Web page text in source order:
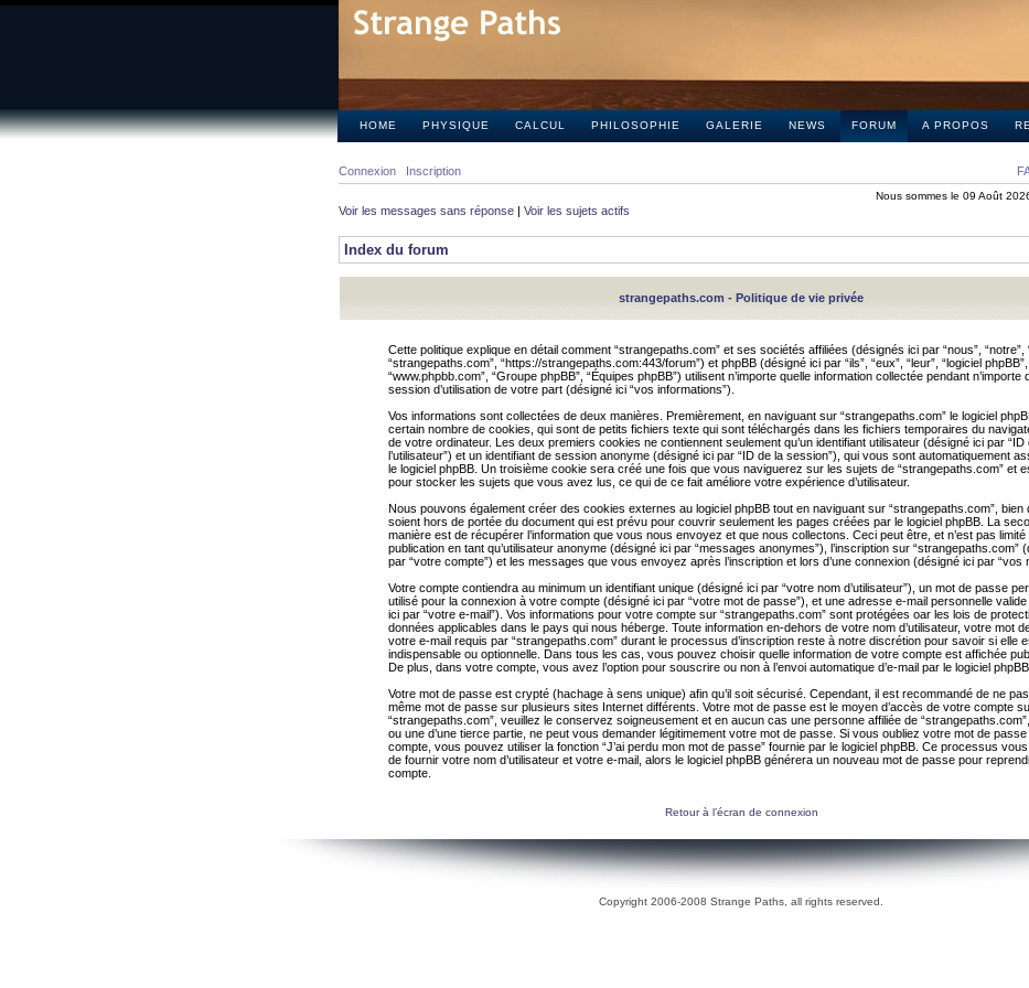
HOME PHYSIQUE CALCUL PHILOSOPHIE GALERIE NEWS FORUM A PROPOS
Connexion Inscription
Nous sommes le 09 Août
Voir les messages sans réponse | Voir les sujets actifs
Index du forum
strangepaths.com - Politique de vie privée
Cette politique explique en détail comment “strangepaths.com” et ses sociétés affiliées (désignés ici par “nous”, “notre”,
“strangepaths.com”, “https://strangepaths.com:443/forum”) et phpBB (désigné ici par “ils”, “eux”, “leur”, “logiciel phpBB”,
“www.phpbb.com”, “Groupe phpBB”, “Équipes phpBB”) utilisent n’importe quelle information collectée pendant n’importe
session d’utilisation de votre part (désigné ici “vos informations”).
Vos informations sont collectées de deux manières. Premièrement, en naviguant sur “strangepaths.com” le logiciel
certain nombre de cookies, qui sont de petits fichiers texte qui sont téléchargés dans les fichiers temporaires du
de votre ordinateur. Les deux premiers cookies ne contiennent seulement qu’un identifiant utilisateur (désigné ici par “ID
l’utilisateur”) et un identifiant de session anonyme (désigné ici par “ID de la session”), qui vous sont automatiquement
le logiciel phpBB. Un troisième cookie sera créé une fois que vous naviguerez sur les sujets de “strangepaths.com” et
pour stocker les sujets que vous avez lus, ce qui de ce fait améliore votre expérience d’utilisateur.
Nous pouvons également créer des cookies externes au logiciel phpBB tout en naviguant sur “strangepaths.com”, bien
soient hors de portée du document qui est prévu pour couvrir seulement les pages créées par le logiciel phpBB. La
manière est de récupérer l’information que vous nous envoyez et que nous collectons. Ceci peut être, et n’est pas limité
publication en tant qu’utilisateur anonyme (désigné ici par “messages anonymes”), l’inscription sur “strangepaths.com”
par “votre compte”) et les messages que vous envoyez après l’inscription et lors d’une connexion (désigné ici par “vos
Votre compte contiendra au minimum un identifiant unique (désigné ici par “votre nom d’utilisateur”), un mot de passe
utilisé pour la connexion à votre compte (désigné ici par “votre mot de passe”), et une adresse e-mail personnelle
ici par “votre e-mail”). Vos informations pour votre compte sur “strangepaths.com” sont protégées oar les lois de
données applicables dans le pays qui nous héberge. Toute information en-dehors de votre nom d’utilisateur, votre mot
votre e-mail requis par “strangepaths.com” durant le processus d’inscription reste à notre discrétion pour savoir si elle
indispensable ou optionnelle. Dans tous les cas, vous pouvez choisir quelle information de votre compte est affichée
De plus, dans votre compte, vous avez l’option pour souscrire ou non à l’envoi automatique d’e-mail par le logiciel phpBB.
Votre mot de passe est crypté (hachage à sens unique) afin qu’il soit sécurisé. Cependant, il est recommandé de ne
même mot de passe sur plusieurs sites Internet différents. Votre mot de passe est le moyen d’accès de votre compte
“strangepaths.com”, veuillez le conservez soigneusement et en aucun cas une personne affiliée de
ou une d’une tierce partie, ne peut vous demander légitimement votre mot de passe. Si vous oubliez votre mot de
compte, vous pouvez utiliser la fonction “J’ai perdu mon mot de passe” fournie par le logiciel phpBB. Ce processus
de fournir votre nom d’utilisateur et votre e-mail, alors le logiciel phpBB générera un nouveau mot de passe pour
compte.
Retour à l’écran de connexion
Copyright 2006-2008 Strange Paths, all rights reserved.